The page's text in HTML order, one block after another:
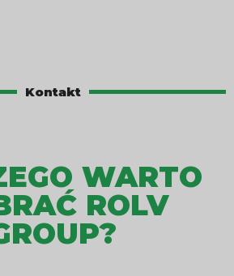
Kontakt
WARTO
ROLV